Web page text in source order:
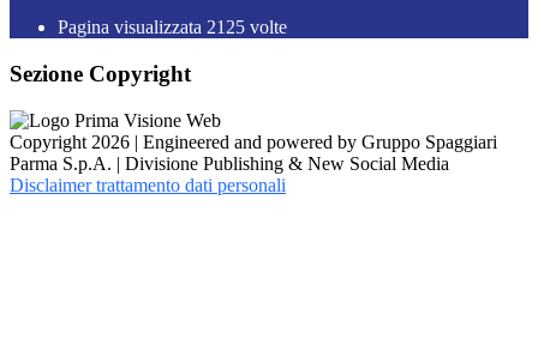
Pagina visualizzata 2125 volte
Sezione Copyright
Copyright 2026 | Engineered and powered by Gruppo Spaggiari
Parma S.p.A. | Divisione Publishing & New Social Media
Disclaimer trattamento dati personali